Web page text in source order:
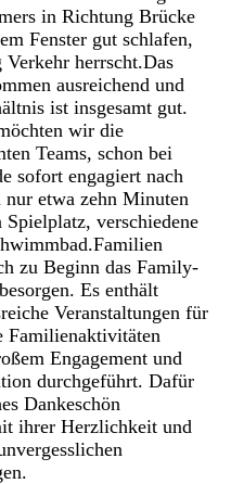
in Richtung Brücke
Fenster gut schlafen,
herrscht.Das
ausreichend und
ist insgesamt gut.
wir die
Teams, schon bei
sofort engagiert nach
etwa zehn Minuten
verschiedene
zu Beginn das Family-
Es enthält
Veranstaltungen für
Familienaktivitäten
Engagement und
durchgeführt. Dafür
Dankeschön
ihrer Herzlichkeit und